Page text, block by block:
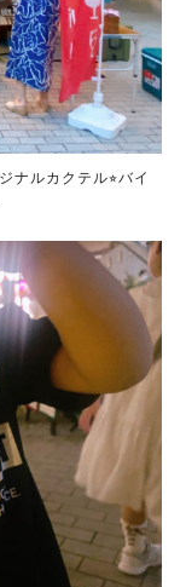
ナルカクテル⭐︎バイ